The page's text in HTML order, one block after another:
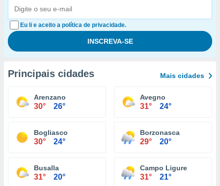
Eu li e aceito a política de privacidade.
Principais cidades Mais cidades
Arenzano
30° 26°
Avegno
31° 24°
Bogliasco
30° 24°
Borzonasca
29° 20°
Busalla
31° 20°
Campo Ligure
31° 21°